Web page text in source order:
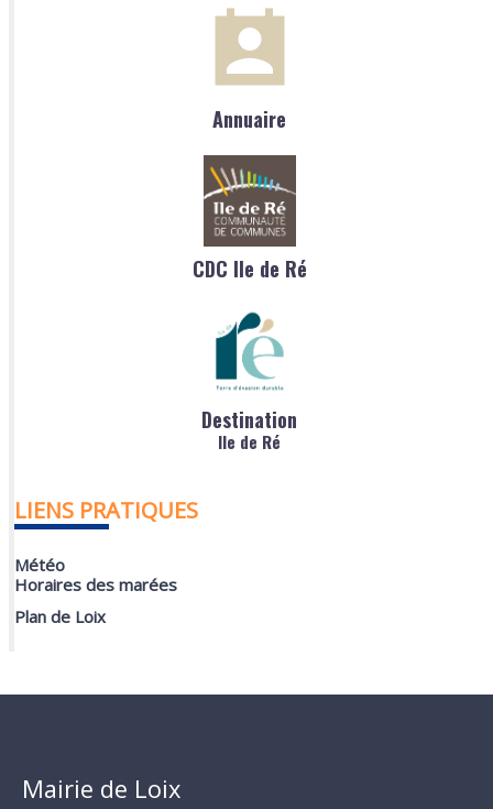
Annuaire
CDC Ile de Ré
Destination
Ile de Ré
LIENS PRATIQUES
Météo
Horaires des marées
Plan de Loix
Mairie de Loix